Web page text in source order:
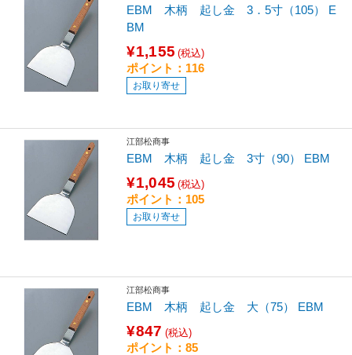
EBM 木柄 起し金 3．5寸（105） E
BM
¥1,155 (税込)
ポイント：116
お取り寄せ
江部松商事
EBM 木柄 起し金 3寸（90） EBM
¥1,045 (税込)
ポイント：105
お取り寄せ
江部松商事
EBM 木柄 起し金 大（75） EBM
¥847 (税込)
ポイント：85